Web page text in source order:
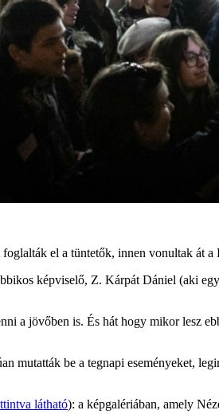
el a tüntetők, innen vonultak át a
képviselő, Z. Kárpát Dániel (aki
a jövőben is. És hát hogy mikor lesz
mutatták be a tegnapi eseményeket,
látható): a képgalériában, amely